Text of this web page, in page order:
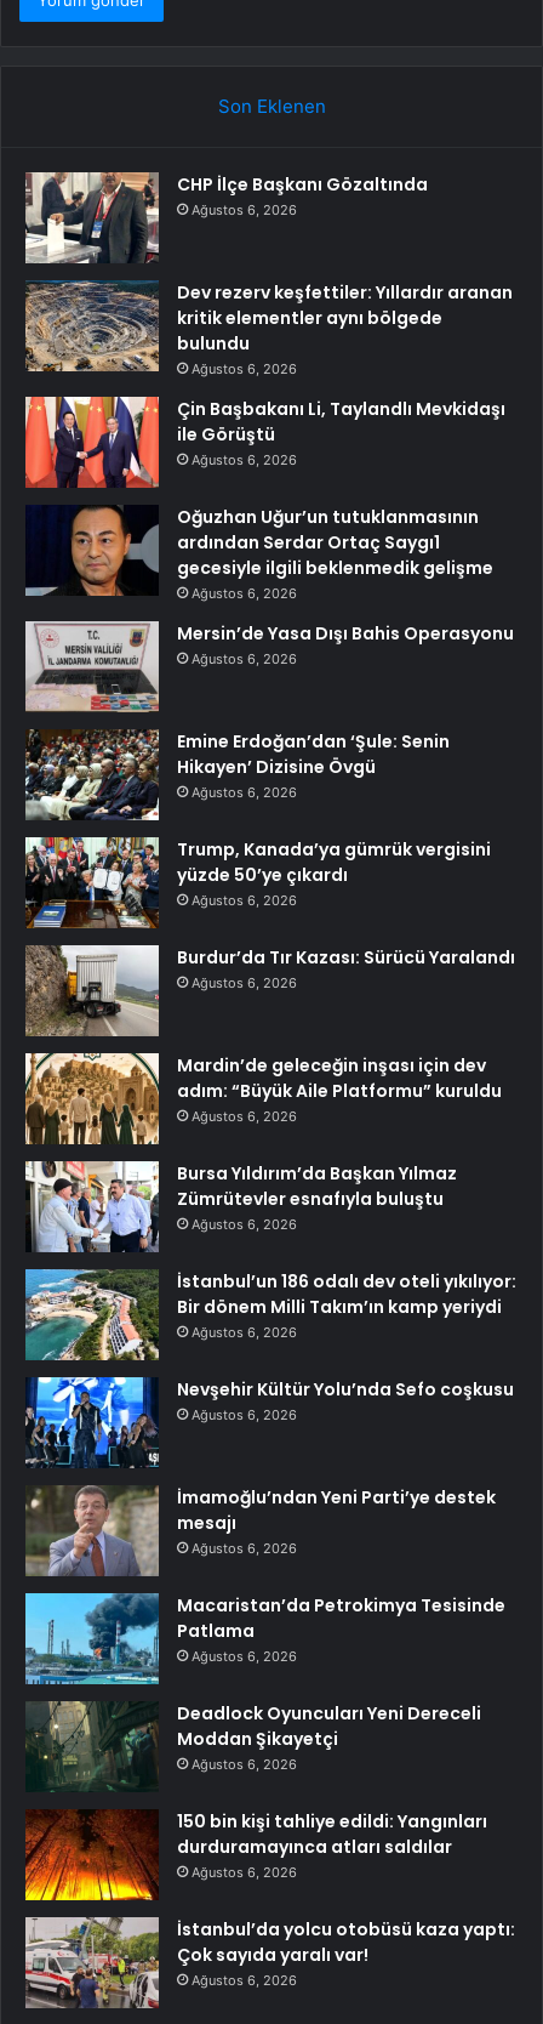
Son Eklenen
CHP İlçe Başkanı Gözaltında
Ağustos 6, 2026
Dev rezerv keşfettiler: Yıllardır aranan
kritik elementler aynı bölgede
bulundu
Ağustos 6, 2026
Çin Başbakanı Li, Taylandlı Mevkidaşı
ile Görüştü
Ağustos 6, 2026
Oğuzhan Uğur’un tutuklanmasının
ardından Serdar Ortaç Saygı1
gecesiyle ilgili beklenmedik gelişme
Ağustos 6, 2026
Mersin’de Yasa Dışı Bahis Operasyonu
Ağustos 6, 2026
Emine Erdoğan’dan ‘Şule: Senin
Hikayen’ Dizisine Övgü
Ağustos 6, 2026
Trump, Kanada’ya gümrük vergisini
yüzde 50’ye çıkardı
Ağustos 6, 2026
Burdur’da Tır Kazası: Sürücü Yaralandı
Ağustos 6, 2026
Mardin’de geleceğin inşası için dev
adım: “Büyük Aile Platformu” kuruldu
Ağustos 6, 2026
Bursa Yıldırım’da Başkan Yılmaz
Zümrütevler esnafıyla buluştu
Ağustos 6, 2026
İstanbul’un 186 odalı dev oteli yıkılıyor:
Bir dönem Milli Takım’ın kamp yeriydi
Ağustos 6, 2026
Nevşehir Kültür Yolu’nda Sefo coşkusu
Ağustos 6, 2026
İmamoğlu’ndan Yeni Parti’ye destek
mesajı
Ağustos 6, 2026
Macaristan’da Petrokimya Tesisinde
Patlama
Ağustos 6, 2026
Deadlock Oyuncuları Yeni Dereceli
Moddan Şikayetçi
Ağustos 6, 2026
150 bin kişi tahliye edildi: Yangınları
durduramayınca atları saldılar
Ağustos 6, 2026
İstanbul’da yolcu otobüsü kaza yaptı:
Çok sayıda yaralı var!
Ağustos 6, 2026